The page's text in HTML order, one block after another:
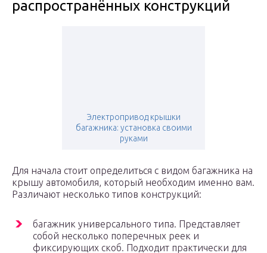
распространённых конструкций
Электропривод крышки
багажника: установка своими
руками
Для начала стоит определиться с видом багажника на
крышу автомобиля, который необходим именно вам.
Различают несколько типов конструкций:
багажник универсального типа. Представляет
собой несколько поперечных реек и
фиксирующих скоб. Подходит практически для